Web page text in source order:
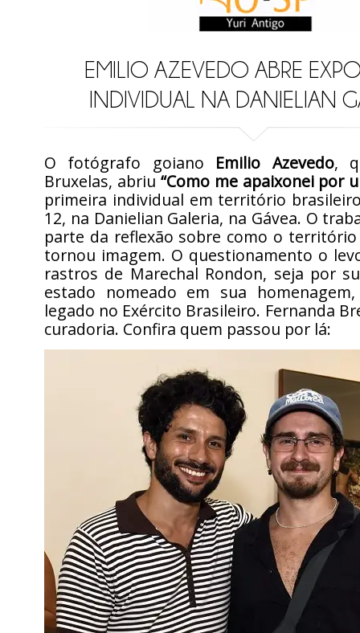
EMILIO AZEVEDO ABRE
INDIVIDUAL NA DANIELIAN
O fotógrafo goiano Emilio Azevedo,
Bruxelas, abriu “Como me apaixonei por
primeira individual em território
12, na Danielian Galeria, na Gávea. O
parte da reflexão sobre como o território
tornou imagem. O questionamento o
rastros de Marechal Rondon, seja por
estado nomeado em sua
legado no Exército Brasileiro. Fernanda
curadoria. Confira quem passou por lá: